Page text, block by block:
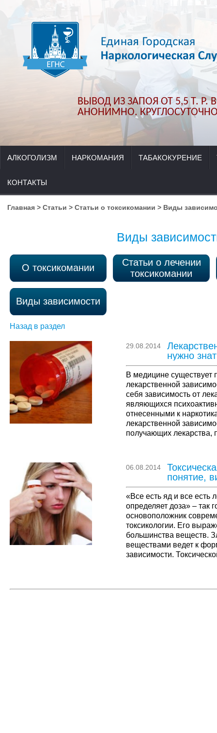
ВЫВОД ИЗ ЗАПОЯ ОТ 5,5 Т.
АНОНИМНО.
АЛКОГОЛИЗМ НАРКОМАНИЯ ТАБАКОКУРЕНИЕ
КОНТАКТЫ
Главная > Статьи > Статьи о токсикомании > Виды
Виды
О токсикомании
Статьи о лечении
токсикомании
Виды зависимости
Назад в раздел
29.08.2014
нужно
В медицине существует
лекарственной
себя зависимость от
являющихся
отнесенными к
лекарственной
получающих лекарства,
наркоманией или
06.08.2014
понятие,
«Все есть яд и все есть
определяет доза» – так
основоположник
токсикологии. Его
большинства веществ.
веществами ведет к
зависимости.